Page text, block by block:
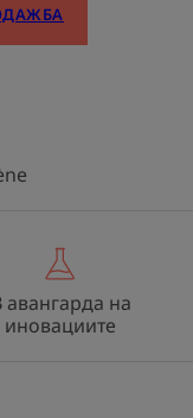
авангарда на
иновациите